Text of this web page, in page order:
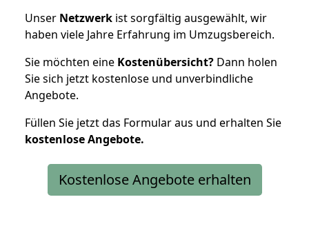
Unser Netzwerk ist sorgfältig ausgewählt, wir
haben viele Jahre Erfahrung im Umzugsbereich.
Sie möchten eine Kostenübersicht? Dann holen
Sie sich jetzt kostenlose und unverbindliche
Angebote.
Füllen Sie jetzt das Formular aus und erhalten Sie
kostenloseAngebote.
Kostenlose Angebote erhalten